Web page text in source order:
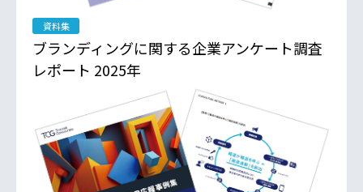
資料集
ブランディングに関する企業アンケート調査
レポート 2025年